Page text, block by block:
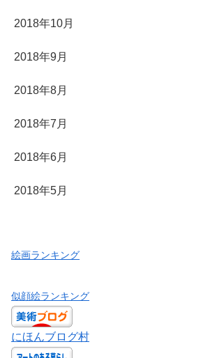
2018年10月
2018年9月
2018年8月
2018年7月
2018年6月
2018年5月
絵画ランキング
似顔絵ランキング
にほんブログ村